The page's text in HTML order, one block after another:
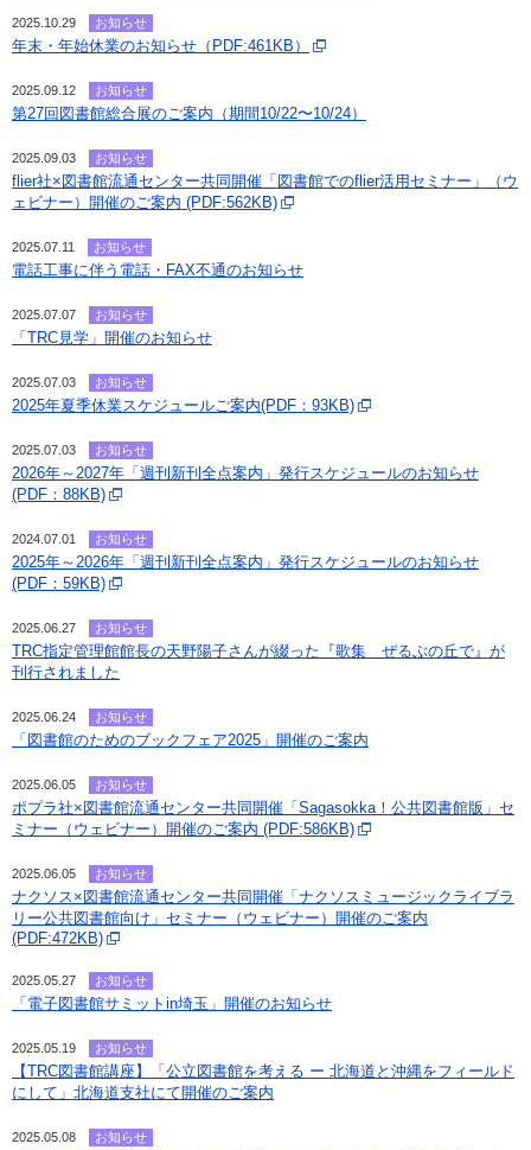
2025.10.29 お知らせ
年末・年始休業のお知らせ（PDF:461KB）
2025.09.12 お知らせ
第27回図書館総合展のご案内（期間10/22〜10/24）
2025.09.03 お知らせ
flier社×図書館流通センター共同開催「図書館でのflier活用セミナー」（ウ
ェビナー）開催のご案内 (PDF:562KB)
2025.07.11 お知らせ
電話工事に伴う電話・FAX不通のお知らせ
2025.07.07 お知らせ
「TRC見学」開催のお知らせ
2025.07.03 お知らせ
2025年夏季休業スケジュールご案内(PDF：93KB)
2025.07.03 お知らせ
2026年～2027年「週刊新刊全点案内」発行スケジュールのお知らせ
(PDF：88KB)
2024.07.01 お知らせ
2025年～2026年「週刊新刊全点案内」発行スケジュールのお知らせ
(PDF：59KB)
2025.06.27 お知らせ
TRC指定管理館館長の天野陽子さんが綴った『歌集 ぜるぶの丘で』が
刊行されました
2025.06.24 お知らせ
「図書館のためのブックフェア2025」開催のご案内
2025.06.05 お知らせ
ポプラ社×図書館流通センター共同開催「Sagasokka！公共図書館版」セ
ミナー（ウェビナー）開催のご案内 (PDF:586KB)
2025.06.05 お知らせ
ナクソス×図書館流通センター共同開催「ナクソスミュージックライブラ
リー公共図書館向け」セミナー（ウェビナー）開催のご案内
(PDF:472KB)
2025.05.27 お知らせ
「電子図書館サミットin埼玉」開催のお知らせ
2025.05.19 お知らせ
【TRC図書館講座】「公立図書館を考える ー 北海道と沖縄をフィールド
にして」北海道支社にて開催のご案内
2025.05.08 お知らせ